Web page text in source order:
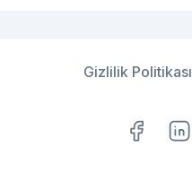
Gizlilik Politikası